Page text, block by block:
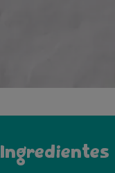
Ingredientes